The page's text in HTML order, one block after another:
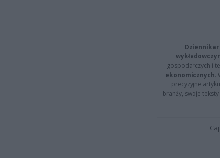
gospodarczych i
ekonomicznych.
precyzyjne
branży, swoje